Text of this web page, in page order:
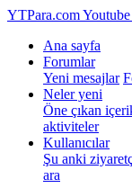
YTPara.com
Ana sayfa
Forumlar
Yeni mesajlar
Neler yeni
Öne çıkan
aktiviteler
Kullanıcılar
Şu anki
ara